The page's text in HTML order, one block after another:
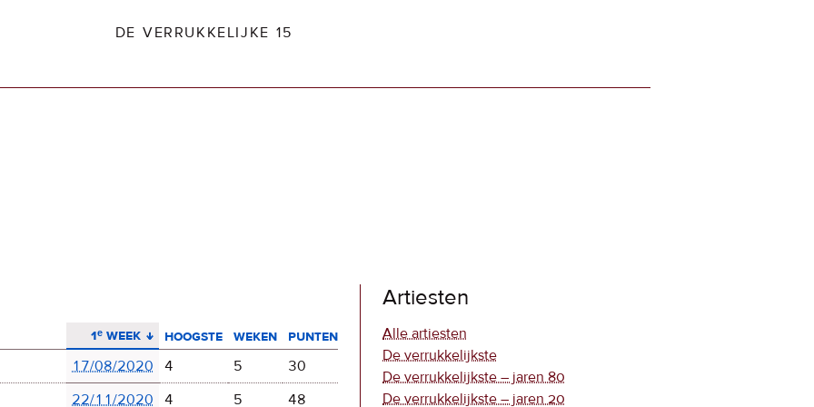
DE VERRUKKELIJKE 15
1ᵉ week
aflopend sorteren hoogste weken
punten
17/08/2020
4 5
30
22/11/2020
4 5
48
Artiesten
Alle artiesten
De verrukkelijkste
De verrukkelijkste – jaren 80
De verrukkelijkste – jaren 20